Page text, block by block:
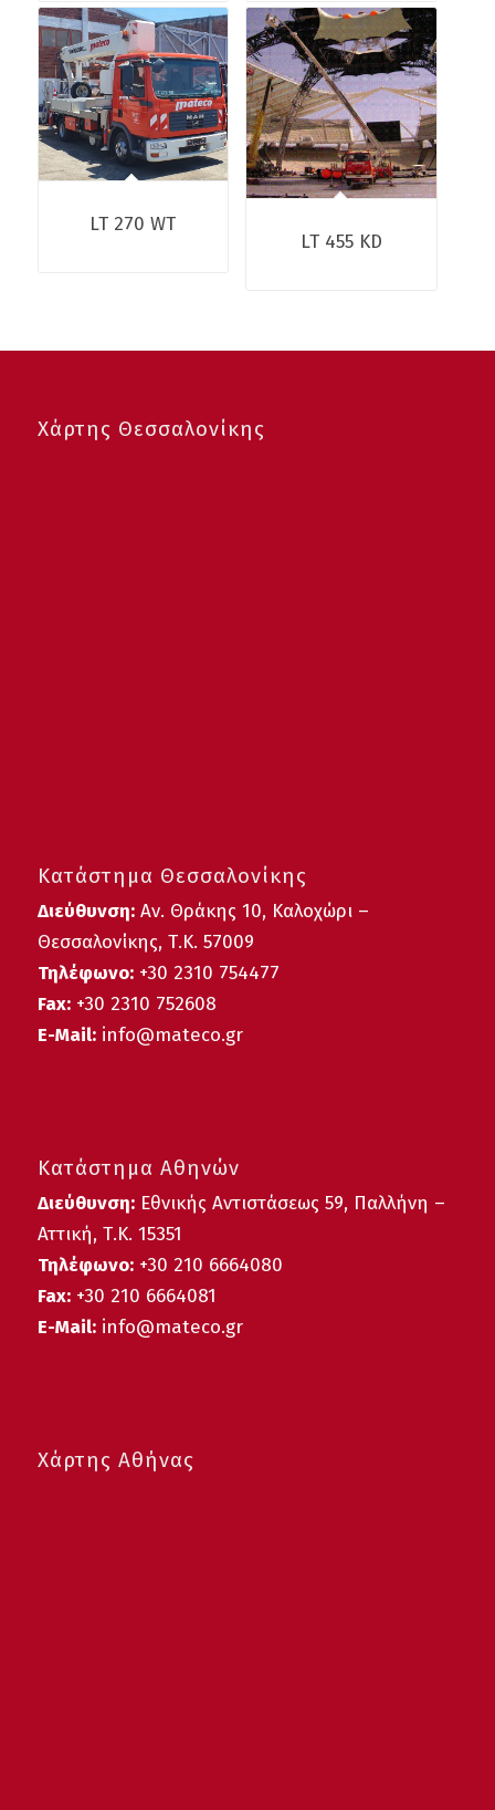
LT 270 WT
LT 455 KD
Χάρτης Θεσσαλονίκης
Κατάστημα Θεσσαλονίκης
Διεύθυνση:Αν. Θράκης 10, Καλοχώρι –
Θεσσαλονίκης, Τ.Κ. 57009
Τηλέφωνο:+30 2310 754477
Fax:+30 2310 752608
E-Mail:info@mateco.gr
Κατάστημα Αθηνών
Διεύθυνση:Εθνικής Αντιστάσεως 59, Παλλήνη –
Αττική, Τ.Κ. 15351
Τηλέφωνο: +30 210 6664080
Fax:+30 210 6664081
E-Mail: info@mateco.gr
Χάρτης Αθήνας